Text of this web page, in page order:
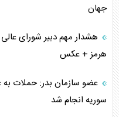
جهان
هشدار مهم دبیر شورای
هرمز + عکس
عضو سازمان بدر: حملات به
سوریه انجام شد